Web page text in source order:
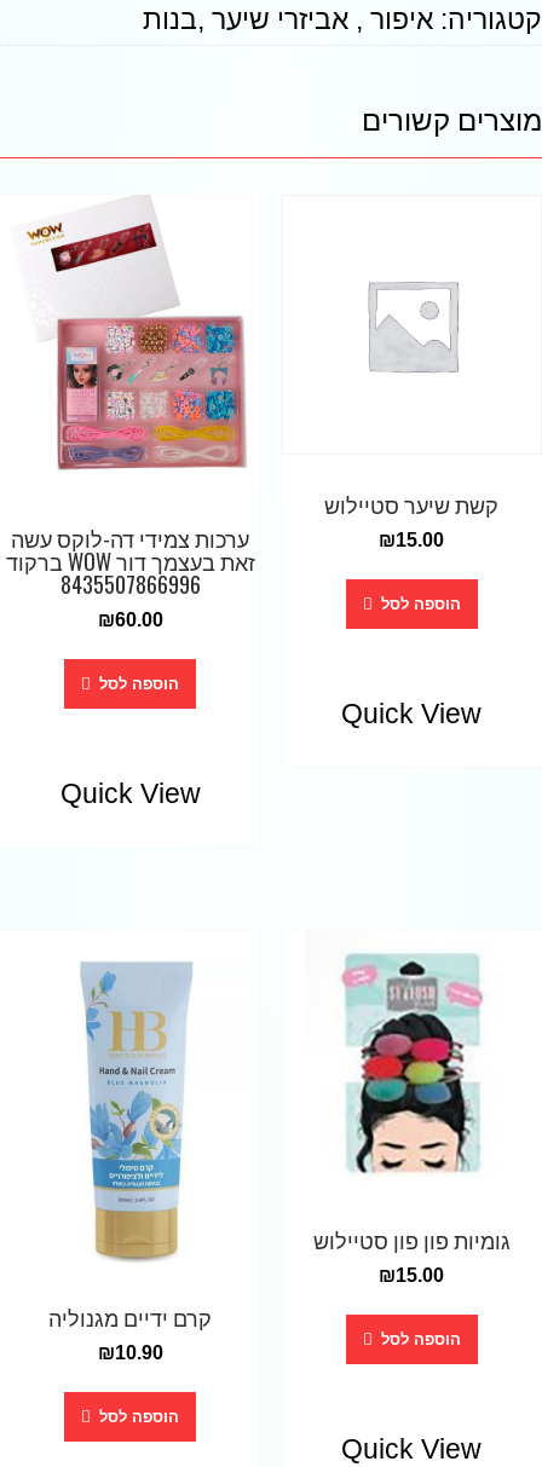
קטגוריה: איפור , אביזרי שיער ,בנות
מוצרים קשורים
קשת שיער סטיילוש
₪15.00
הוספה לסל
Quick View
ערכות צמידי דה-לוקס עשה
זאת בעצמך דור WOW ברקוד
8435507866996
₪60.00
הוספה לסל
Quick View
גומיות פון פון סטיילוש
₪15.00
הוספה לסל
Quick View
קרם ידיים מגנוליה
₪10.90
הוספה לסל